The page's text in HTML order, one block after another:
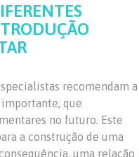
recomendam a
que
no futuro. Este
a construção de uma
uma relação